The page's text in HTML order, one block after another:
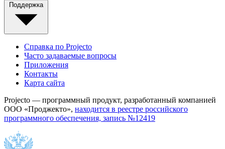
Поддержка
Справка по Projecto
Часто задаваемые вопросы
Приложения
Контакты
Карта сайта
Projecto — программный продукт, разработанный компанией
ООО «Проджекто», находится в реестре российского
программного обеспечения, запись №12419